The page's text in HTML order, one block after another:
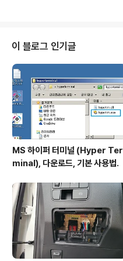
이 블로그 인기글
MS 하이퍼 터미널 (Hyper Ter
minal), 다운로드, 기본 사용법.